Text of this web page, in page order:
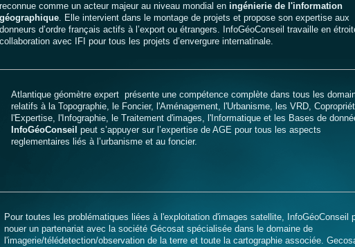
reconnue comme un acteur majeur au niveau mondial en ingénierie de l'information
géographique . Elle intervient dans le montage de projets et propose son expertise aux
donneurs d’ordre français actifs à l’export ou étrangers. InfoGéoConseil travaille en
collaboration avec IFI pour tous les projets d’envergure internatinale.
Atlantique géomètre expert présente une compétence complète dans tous les
relatifs à la Topographie, le Foncier, l'Aménagement, l'Urbanisme, les VRD,
l'Expertise, l'Infographie, le Traitement d'images, l'Informatique et les Bases de
InfoGéoConseil
peut s’appuyer sur l’expertise de AGE pour tous les aspects
reglementaires liés à l’urbanisme et au foncier.
Pour toutes les problématiques liées à l'exploitation d'images satellite, InfoGéoConseil
nouer un partenariat avec la société Gécosat spécialisée dans le domaine de
l'imagerie/télédetection/observation de la terre et toute la cartographie associée.